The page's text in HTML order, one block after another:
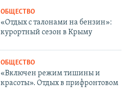
ОБЩЕСТВО
«Отдых с талонами на бензин»:
курортный сезон в Крыму
ОБЩЕСТВО
«Включен режим тишины и
красоты». Отдых в прифронтовом